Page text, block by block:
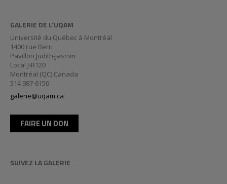
GALERIE DE L’UQAM
Université du Québec à Montréal
1400 rue Berri
Pavillon Judith-Jasmin
Local J-R120
Montréal (QC) Canada
514 987-6150
galerie@uqam.ca
FAIRE UN DON
SUIVEZ LA GALERIE